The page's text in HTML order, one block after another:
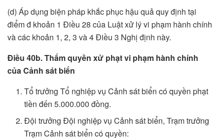
(d) Áp dụng biện pháp khắc phục hậu quả quy định tại
điểm đ khoản 1 Điều 28 của Luật xử lý vi phạm hành chính
và các khoản 1, 2, 3 và 4 Điều 3 Nghị định này.
Điều 40b. Thẩm quyền xử phạt vi phạm hành chính
của Cảnh sát biển
Tổ trưởng Tổ nghiệp vụ Cảnh sát biển có quyền phạt
tiền đến 5.000.000 đồng.
Đội trưởng Đội nghiệp vụ Cảnh sát biển, Trạm trưởng
Trạm Cảnh sát biển có quyền: